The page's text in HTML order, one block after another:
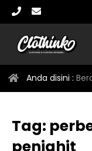
Anda disini :
Tag:
penjahit